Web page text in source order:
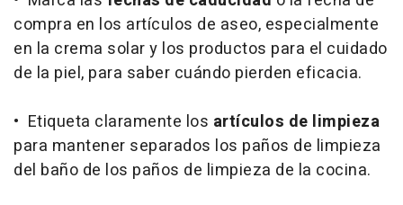
compra en los artículos de aseo, especialmente
en la crema solar y los productos para el cuidado
de la piel, para saber cuándo pierden eficacia.
• Etiqueta claramente los artículos de limpieza
para mantener separados los paños de limpieza
del baño de los paños de limpieza de la cocina.